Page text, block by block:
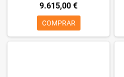
9.615,00 €
COMPRAR